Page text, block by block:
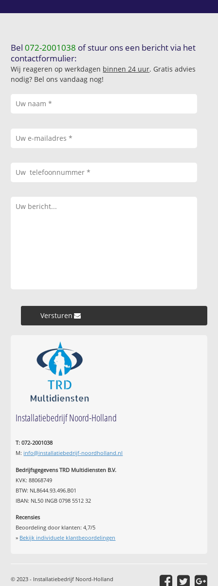
Bel072-2001038 of stuur ons een bericht via het
contactformulier:
Wij reageren op werkdagen binnen 24 uur. Gratis advies
nodig? Bel ons vandaag nog!
Versturen »
Installatiebedrijf Noord-Holland
T: 072-2001038
M: info@installatiebedrijf-noordholland.nl
Bedrijfsgegevens TRD Multidiensten B.V.
KVK: 88068749
BTW: NL8644.93.496.B01
IBAN: NL50 INGB 0798 5512 32
Recensies
Beoordeling door klanten:4,7/5
» Bekijk individuele klantbeoordelingen
© 2023 - Installatiebedrijf Noord-Holland